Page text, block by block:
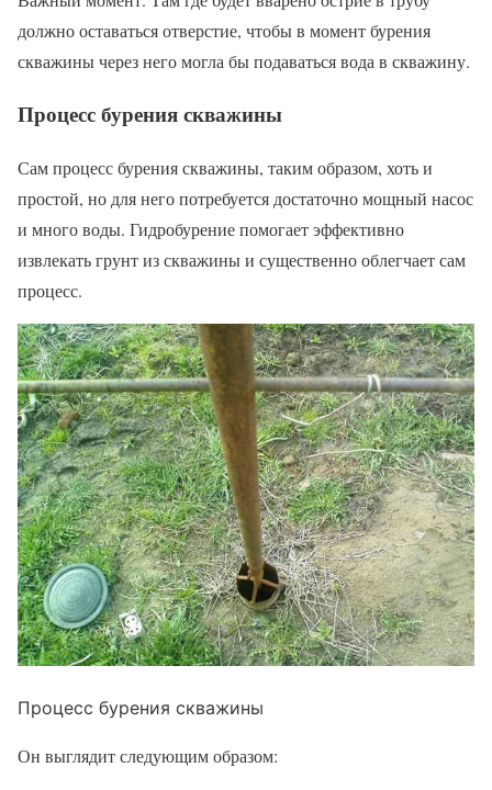
должно оставаться отверстие, чтобы в момент бурения
скважины через него могла бы подаваться вода в скважину.
Процесс бурения скважины
Сам процесс бурения скважины, таким образом, хоть и
простой, но для него потребуется достаточно мощный насос
и много воды. Гидробурение помогает эффективно
извлекать грунт из скважины и существенно облегчает сам
процесс.
Процесс бурения скважины
Он выглядит следующим образом: